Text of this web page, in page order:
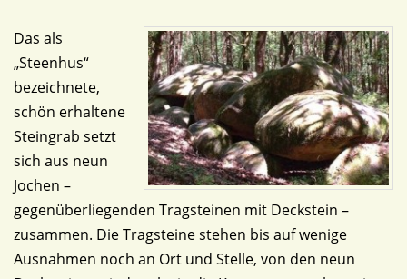
Das als
„Steenhus“
bezeichnete,
schön erhaltene
Steingrab setzt
sich aus neun
Jochen –
gegenüberliegenden Tragsteinen mit Deckstein –
zusammen. Die Tragsteine stehen bis auf wenige
Ausnahmen noch an Ort und Stelle, von den neun